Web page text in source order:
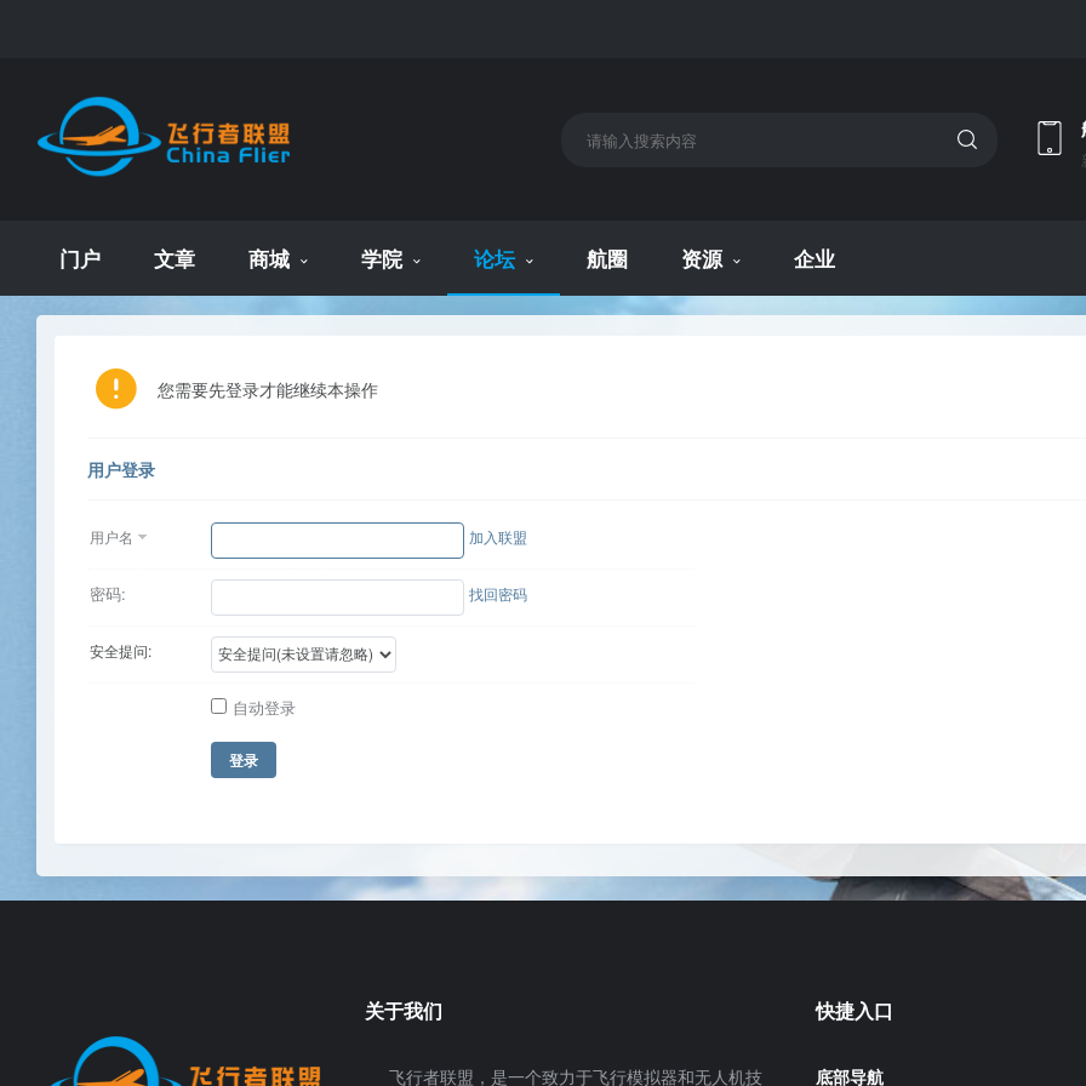
门户 文章 商城 学院 论坛 航圈 资源 企业
您需要先登录才能继续本操作
用户登录
用户名 加入联盟
密码: 找回密码
安全提问:
自动登录
登录
关于我们
飞行者联盟，是一个致力于飞行模拟器和无人机技
快捷入口
底部导航